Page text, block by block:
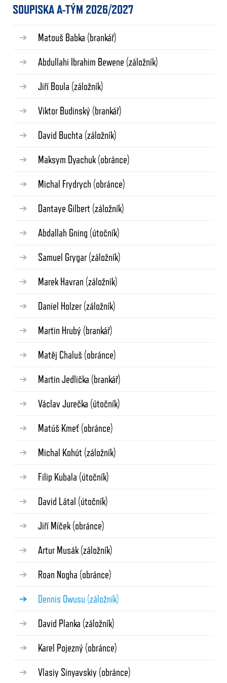
SOUPISKA A-TÝM 2026/2027
Matouš Babka (brankář)
Abdullahi Ibrahim Bewene (záložník)
Jiří Boula (záložník)
Viktor Budinský (brankář)
David Buchta (záložník)
Maksym Dyachuk (obránce)
Michal Frydrych (obránce)
Dantaye Gilbert (záložník)
Abdallah Gning (útočník)
Samuel Grygar (záložník)
Marek Havran (záložník)
Daniel Holzer (záložník)
Martin Hrubý (brankář)
Matěj Chaluš (obránce)
Martin Jedlička (brankář)
Václav Jurečka (útočník)
Matúš Kmeť (obránce)
Michal Kohút (záložník)
Filip Kubala (útočník)
David Látal (útočník)
Jiří Míček (obránce)
Artur Musák (záložník)
Roan Nogha (obránce)
Dennis Owusu (záložník)
David Planka (záložník)
Karel Pojezný (obránce)
Vlasiy Sinyavskiy (obránce)